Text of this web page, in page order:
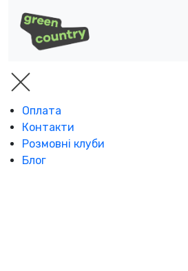
Оплата
Контакти
Розмовні клуби
Блог